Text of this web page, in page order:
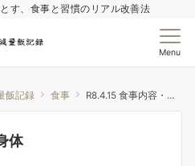
す、食事と習慣のリアル改善法
Menu
飯記録 食事 R8.4.15 食事内容・身体
体